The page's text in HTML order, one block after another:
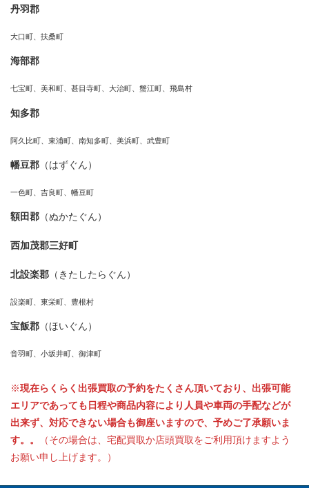
丹羽郡
大口町、扶桑町
海部郡
七宝町、美和町、甚目寺町、大治町、蟹江町、飛島村
知多郡
阿久比町、東浦町、南知多町、美浜町、武豊町
幡豆郡 （はずぐん）
一色町、吉良町、幡豆町
額田郡 （ぬかたぐん）
西加茂郡三好町
北設楽郡 （きたしたらぐん）
設楽町、東栄町、豊根村
宝飯郡 （ほいぐん）
音羽町、小坂井町、御津町
※現在らくらく出張買取の予約をたくさん頂いており、出張可能
エリアであっても日程や商品内容により人員や車両の手配などが
出来ず、対応できない場合も御座いますので、予めご了承願いま
す。。
（その場合は、宅配買取か店頭買取をご利用頂けますよう
お願い申し上げます。）